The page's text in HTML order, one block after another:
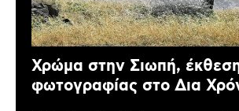
Χρώμα στην Σιωπή,
φωτογραφίας στο Δια